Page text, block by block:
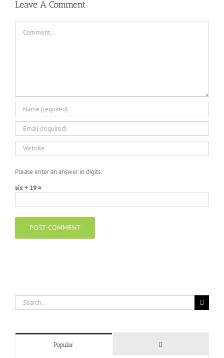
Leave A Comment
Please enter an answer in digits:
six + 19 =
Search
for:
Popular Comments